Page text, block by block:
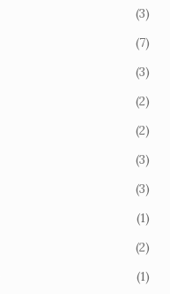
(3)
(7)
(3)
(2)
(2)
(3)
(3)
(1)
(2)
(1)